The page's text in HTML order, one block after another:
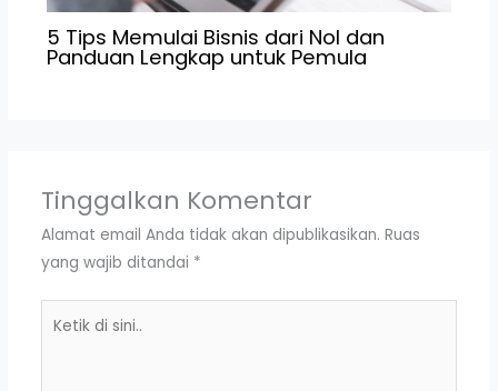
5 Tips Memulai Bisnis dari Nol dan
Panduan Lengkap untuk Pemula
Tinggalkan Komentar
Alamat email Anda tidak akan dipublikasikan. Ruas
yang wajib ditandai *